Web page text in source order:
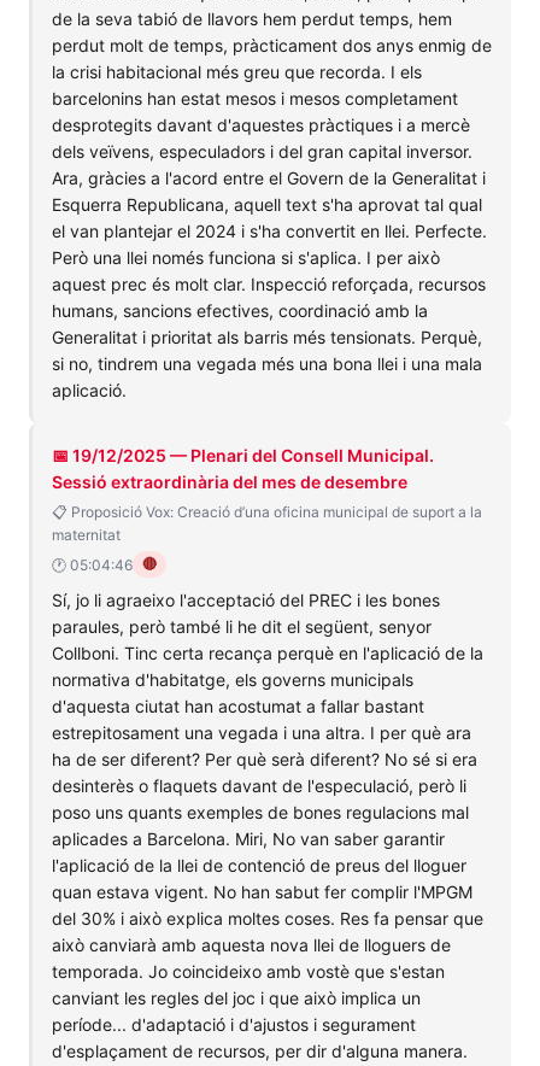
de la seva tabió de llavors hem perdut temps, hem
perdut molt de temps, pràcticament dos anys enmig de
la crisi habitacional més greu que recorda. I els
barcelonins han estat mesos i mesos completament
desprotegits davant d'aquestes pràctiques i a mercè
dels veïvens, especuladors i del gran capital inversor.
Ara, gràcies a l'acord entre el Govern de la Generalitat i
Esquerra Republicana, aquell text s'ha aprovat tal qual
el van plantejar el 2024 i s'ha convertit en llei. Perfecte.
Però una llei només funciona si s'aplica. I per això
aquest prec és molt clar. Inspecció reforçada, recursos
humans, sancions efectives, coordinació amb la
Generalitat i prioritat als barris més tensionats. Perquè,
si no, tindrem una vegada més una bona llei i una mala
aplicació.
📅 19/12/2025 — Plenari del Consell Municipal.
Sessió extraordinària del mes de desembre
📋 Proposició Vox: Creació d’una oficina municipal de suport a la
maternitat
🕐 05:04:46 🔴
Sí, jo li agraeixo l'acceptació del PREC i les bones
paraules, però també li he dit el següent, senyor
Collboni. Tinc certa recança perquè en l'aplicació de la
normativa d'habitatge, els governs municipals
d'aquesta ciutat han acostumat a fallar bastant
estrepitosament una vegada i una altra. I per què ara
ha de ser diferent? Per què serà diferent? No sé si era
desinterès o flaquets davant de l'especulació, però li
poso uns quants exemples de bones regulacions mal
aplicades a Barcelona. Miri, No van saber garantir
l'aplicació de la llei de contenció de preus del lloguer
quan estava vigent. No han sabut fer complir l'MPGM
del 30% i això explica moltes coses. Res fa pensar que
això canviarà amb aquesta nova llei de lloguers de
temporada. Jo coincideixo amb vostè que s'estan
canviant les regles del joc i que això implica un
període... d'adaptació i d'ajustos i segurament
d'esplaçament de recursos, per dir d'alguna manera.